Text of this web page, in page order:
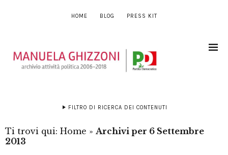
HOME BLOG PRESS KIT
FILTRO DI RICERCA DEI CONTENUTI
Ti trovi qui: Home » Archivi per 6 Settembre
2013